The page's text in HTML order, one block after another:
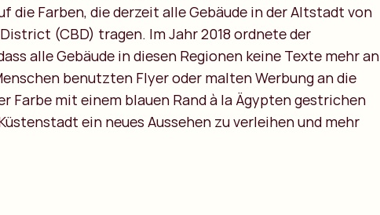
die Farben, die derzeit alle Gebäude in der Altstadt von
(CBD) tragen. Im Jahr 2018 ordnete der
alle Gebäude in diesen Regionen keine Texte mehr an
benutzten Flyer oder malten Werbung an die
Farbe mit einem blauen Rand à la Ägypten gestrichen
ein neues Aussehen zu verleihen und mehr